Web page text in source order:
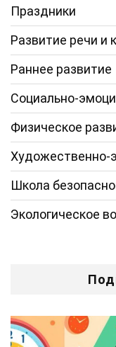
Праздники
Развитие речи и
Раннее развитие
Социально-
Физическое
Художественно-
Школа
Экологическое